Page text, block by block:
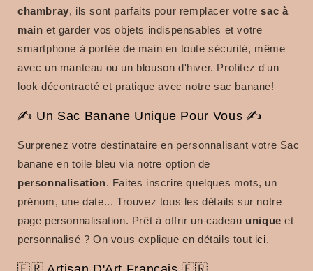
chambray, ils sont parfaits pour remplacer votresac à
main et garder vos objets indispensables et votre
smartphone à portée de main en toute sécurité, même
avec un manteau ou un blouson d'hiver. Profitez d'un
look décontracté et pratique avec notre sac banane!
✍ Un Sac Banane Unique Pour Vous ✍
Surprenez votre destinataire en personnalisant votre Sac
banane en toile bleu via notre option de
personnalisation. Faites inscrire quelques mots, un
prénom, une date... Trouvez tous les détails sur notre
page personnalisation. Prêt à offrir un cadeau unique et
personnalisé ? On vous explique en détails tout ici.